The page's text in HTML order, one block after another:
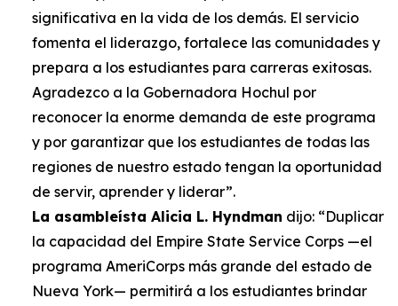
significativa en la vida de los demás. El servicio
fomenta el liderazgo, fortalece las comunidades y
prepara a los estudiantes para carreras exitosas.
Agradezco a la Gobernadora Hochul por
reconocer la enorme demanda de este programa
y por garantizar que los estudiantes de todas las
regiones de nuestro estado tengan la oportunidad
de servir, aprender y liderar”.
La asambleísta Alicia L. Hyndman dijo: “Duplicar
la capacidad del Empire State Service Corps —el
programa AmeriCorps más grande del estado de
Nueva York— permitirá a los estudiantes brindar